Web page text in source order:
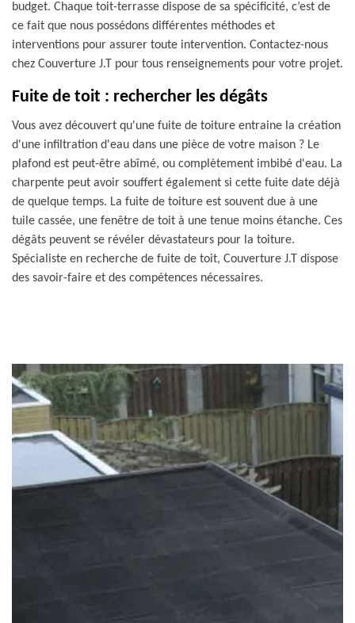
budget. Chaque toit-terrasse dispose de sa spécificité, c’est de
ce fait que nous possédons différentes méthodes et
interventions pour assurer toute intervention. Contactez-nous
chez Couverture J.T pour tous renseignements pour votre projet.
Fuite de toit : rechercher les dégâts
Vous avez découvert qu'une fuite de toiture entraine la création
d'une infiltration d'eau dans une pièce de votre maison ? Le
plafond est peut-être abîmé, ou complètement imbibé d'eau. La
charpente peut avoir souffert également si cette fuite date déjà
de quelque temps. La fuite de toiture est souvent due à une
tuile cassée, une fenêtre de toit à une tenue moins étanche. Ces
dégâts peuvent se révéler dévastateurs pour la toiture.
Spécialiste en recherche de fuite de toit, Couverture J.T dispose
des savoir-faire et des compétences nécessaires.